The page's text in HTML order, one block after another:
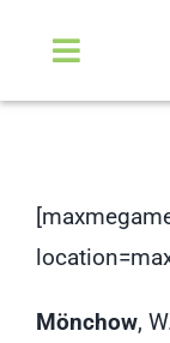
Inhalt
springen
Toggle
Mönchow,